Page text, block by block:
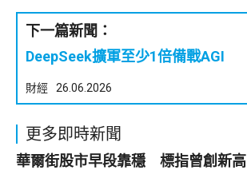
下一篇新聞：
DeepSeek擴軍至少1倍備戰AGI
財經 26.06.2026
更多即時新聞
華爾街股市早段靠穩 標指曾創新高